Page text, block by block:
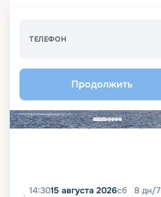
ТЕЛЕФОН
Продолжить
14:3015 августа 2026сб 8 дн/7